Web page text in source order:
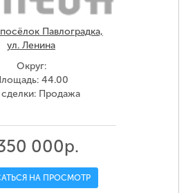
Павлоградка,
ул. Ленина
Округ:
44.00
Продажа
000р.
НА ПРОСМОТР